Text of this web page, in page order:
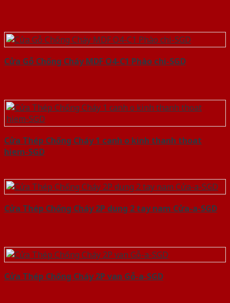
Cửa Gỗ Chống Cháy MDF O4-C1 Phào chi-SGD
Cửa Thép Chống Cháy 1 canh o kinh thanh thoat
hiem-SGD
Cửa Thép Chống Cháy 2P dung 2 tay nam Cửa-a-SGD
Cửa Thép Chống Cháy 2P van Gỗ-a-SGD